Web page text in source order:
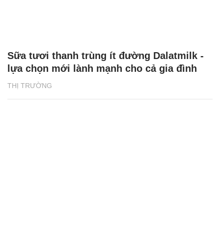
THỊ TRƯỜNG
Sữa tươi thanh trùng ít đường Dalatmilk -
lựa chọn mới lành mạnh cho cả gia đình